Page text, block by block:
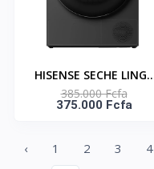
HISENSE SECHE LINGE
10KG - CONNECT LIFE -
DH5S102BB
385.000 Fcfa
375.000 Fcfa
‹ 1 2 3 4